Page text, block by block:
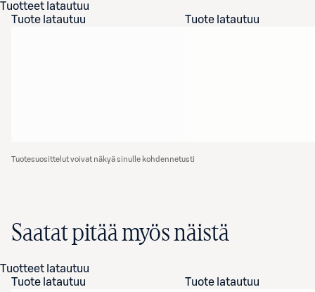
Tuotteet latautuu
Tuote latautuu
Tuote latautuu
Tuotesuosittelut voivat näkyä sinulle kohdennetusti
Saatat pitää myös näistä
Tuotteet latautuu
Tuote latautuu
Tuote latautuu